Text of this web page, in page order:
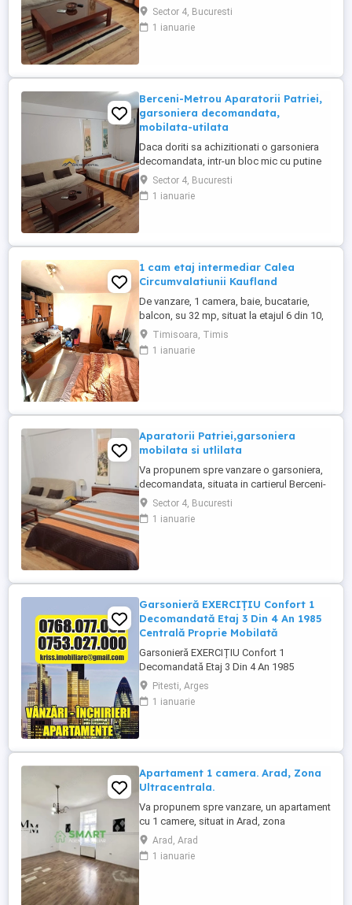
parterul unui imobil cu 2 niveluri, bloc
construit in anul 2011. Locuinta dispune
de multiple imbunatatiri: gresie, faianta,
condensatie, aer conditionat. Mobilat-
Sector 4, Bucuresti
1 ianuarie
Berceni-Metrou Aparatorii Patriei,
garsoniera decomandata,
mobilata-utilata
Daca doriti sa achizitionati o garsoniera
decomandata, intr-un bloc mic cu putine
etaje si la o distanta mica fata de metrou,
avem oferta potrivita. Garsoniera este
situata in Berceni, pe o strada linistita, la 7
mansarda. Este ...
Sector 4, Bucuresti
1 ianuarie
1 cam etaj intermediar Calea
Circumvalatiunii Kaufland
De vanzare, 1 camera, baie, bucatarie,
balcon, su 32 mp, situat la etajul 6 din 10,
bloc cu lift, zona Circumvalatiunii. Pret:
65000 euro, usor negociabil Tel:
0736173096, 0729057644
Timisoara, Timis
1 ianuarie
Aparatorii Patriei,garsoniera
mobilata si utlilata
Va propunem spre vanzare o garsoniera,
decomandata, situata in cartierul Berceni-
Aparatorii Patriei ,la 10 minute de statia de
metrou, intr-un imobil construit in anul
2012 , disponibil la parter din 3, cu o
Sector 4, Bucuresti
1 ianuarie
Garsonieră EXERCIȚIU Confort 1
Decomandată Etaj 3 Din 4 An 1985
Centrală Proprie Mobilată
Garsonieră EXERCIȚIU Confort 1
Decomandată Etaj 3 Din 4 An 1985
Centrală Proprie Mobilată - Agenția
Imobiliară * KRISSS * prezintă spre
vânzare, în exclusivitate, o garsonieră
accesului rapid ...
Pitesti, Arges
1 ianuarie
Apartament 1 camera. Arad, Zona
Ultracentrala.
Va propunem spre vanzare, un apartament
cu 1 camere, situat in Arad, zona
Ultracentral , intr-o casa cu 1 etaj , confort
1, semidecomandat, avand suprafata
totala de 43 mp , cu 1 grupuri sanitare, 0
Arad, Arad
1 ianuarie